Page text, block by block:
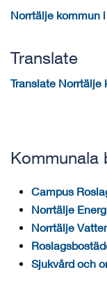
Norrtälje kommun
Translate
Translate
Kommunala
Campus
Norrtälje
Norrtälje
Sjukvård och